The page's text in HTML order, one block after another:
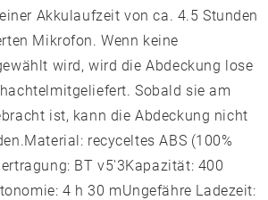
Akkulaufzeit von ca. 4.5 Stunden
Mikrofon. Wenn keine
wird, wird die Abdeckung lose
Sobald sie am
ist, kann die Abdeckung nicht
recyceltes ABS (100%
BT v5'3Kapazität: 400
4 h 30 mUngefähre Ladezeit: